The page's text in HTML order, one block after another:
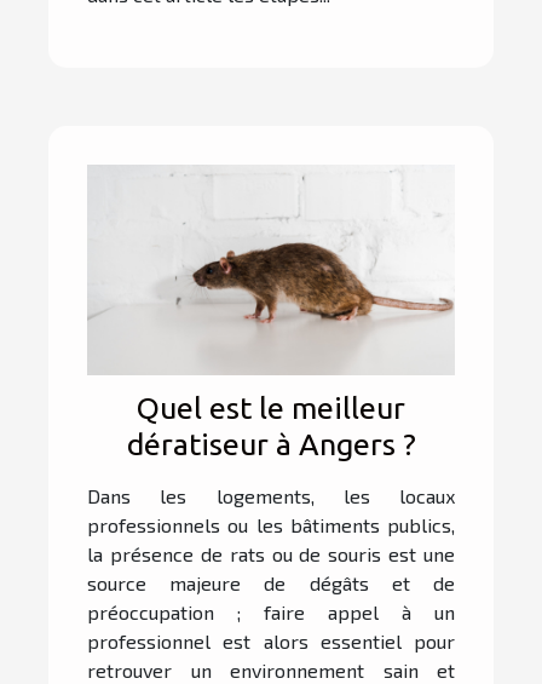
Quel est le meilleur
dératiseur à Angers ?
Dans les logements, les locaux
professionnels ou les bâtiments publics,
la présence de rats ou de souris est une
source majeure de dégâts et de
préoccupation ; faire appel à un
professionnel est alors essentiel pour
retrouver un environnement sain et